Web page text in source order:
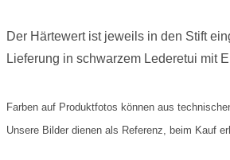
Der Härtewert ist jeweils in den Stift
Lieferung in schwarzem Lederetui mit
Farben auf Produktfotos können aus
Unsere Bilder dienen als Referenz, beim Kauf